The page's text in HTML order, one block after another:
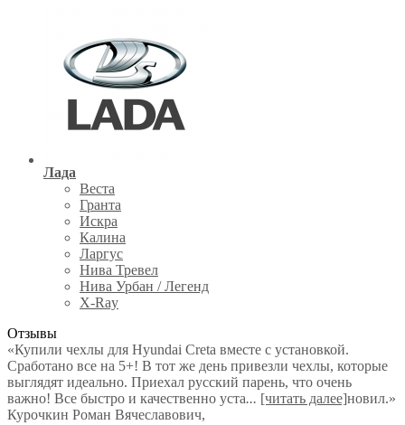
Лада
Веста
Гранта
Искра
Калина
Ларгус
Нива Тревел
Нива Урбан / Легенд
X-Ray
Отзывы
«Купили чехлы для Hyundai Creta вместе с установкой.
Сработано все на 5+! В тот же день привезли чехлы, которые
выглядят идеально. Приехал русский парень, что очень
важно! Все быстро и качественно уста... [читать далее]новил.»
Курочкин Роман Вячеславович,